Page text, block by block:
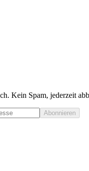
Kein Spam, jederzeit
Abonnieren